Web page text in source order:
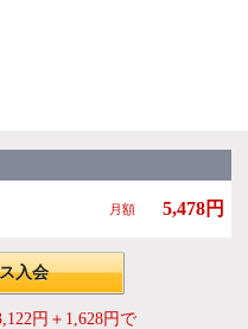
月額 5,478円
入会
円＋1,628円で